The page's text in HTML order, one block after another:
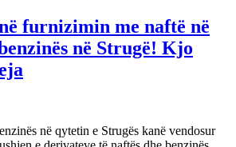
furnizimin me naftë në
në Strugë! Kjo
në qytetin e Strugës kanë vendosur